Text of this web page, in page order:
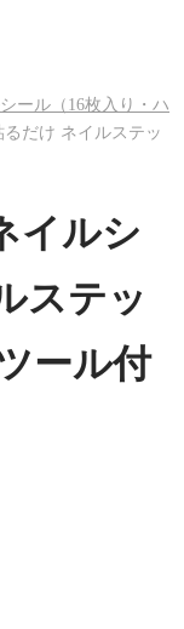
ール（16枚入り・ハ
だけ ネイルステッ
イルシ
ステッ
ール付